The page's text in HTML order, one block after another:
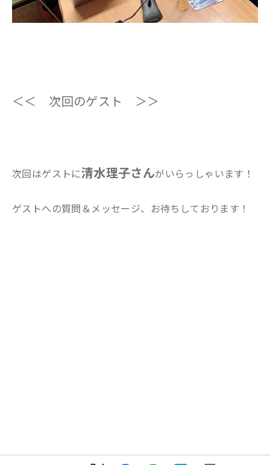
＜＜ 次回のゲスト ＞＞
次回はゲストに清水理子さんがいらっしゃいます！
ゲストへの質問＆メッセージ、お待ちしております！